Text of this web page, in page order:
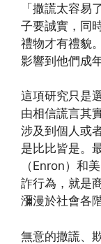
「撒謊太容易
子要誠實，同
禮物才有禮貌
影響到他們成
這項研究只是
由相信謊言其
涉及到個人或
是比比皆是。
（Enron）和
詐行為，就是
瀰漫於社會各
無意的撒謊、